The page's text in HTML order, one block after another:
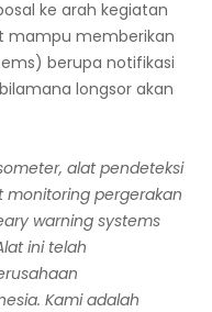
ke arah kegiatan
mampu memberikan
berupa notifikasi
longsor akan
alat pendeteksi
monitoring pergerakan
warning systems
ini telah
Kami adalah